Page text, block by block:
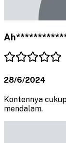
28/6/2024
Kontennya
mendalam.